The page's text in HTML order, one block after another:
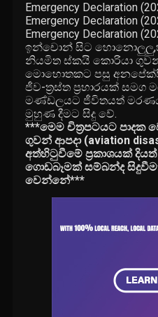
Emergency Declaration
Emergency Declaration
Emergency Declaration
ඉන්චොන් සිට
නියමිත ස්කයි කොරියා
මොහොතකට පසු
ජීව-ත්‍රස්ත ප්‍රහාරයක් සමග
මණ්ඩලයට ජීවිතයත්
මුහුණ දීමට සිදු වේ.
***මෙම චිත්‍රපටයට පාදක
ගුවන් ආපදා (aviation
අත්හිටුවීමේ ප්‍රකාශයක්
ගොඩබෑමක්‌ සම්බන්ද
වෙන්නේ***